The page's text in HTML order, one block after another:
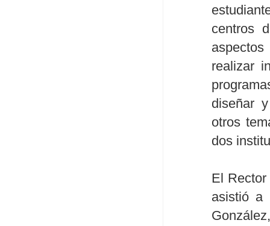
centros
realizar
diseñar
otros
dos
El
asistió a